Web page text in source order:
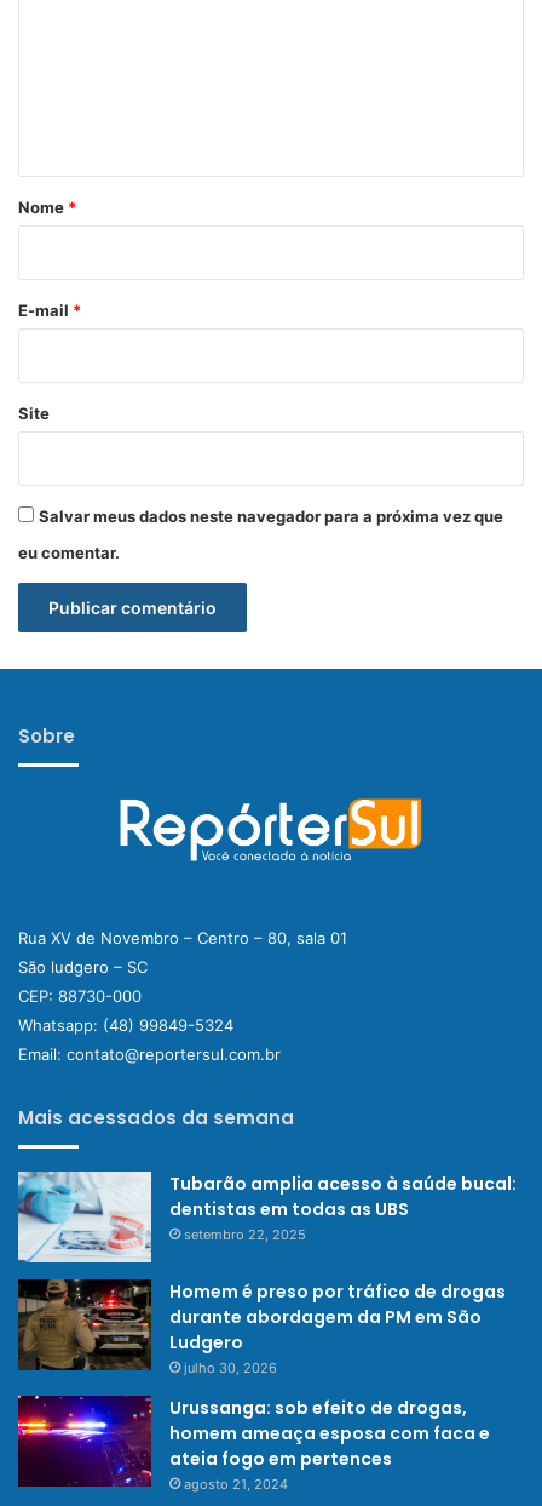
r
*
Nome *
E-mail *
Site
Salvar meus dados neste navegador para a próxima vez que
eu comentar.
Sobre
Rua XV de Novembro – Centro – 80, sala 01
São ludgero – SC
CEP: 88730-000
Whatsapp: (48) 99849-5324
Email: contato@reportersul.com.br
Mais acessados da semana
Tubarão amplia acesso à saúde bucal:
dentistas em todas as UBS
setembro 22, 2025
Homem é preso por tráfico de drogas
durante abordagem da PM em São
Ludgero
julho 30, 2026
Urussanga: sob efeito de drogas,
homem ameaça esposa com faca e
ateia fogo em pertences
agosto 21, 2024